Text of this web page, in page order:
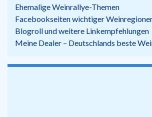
Ehemalige Weinrallye-Themen
Facebookseiten wichtiger
Blogroll und weitere Linkempfehlungen
Meine Dealer – Deutschlands beste